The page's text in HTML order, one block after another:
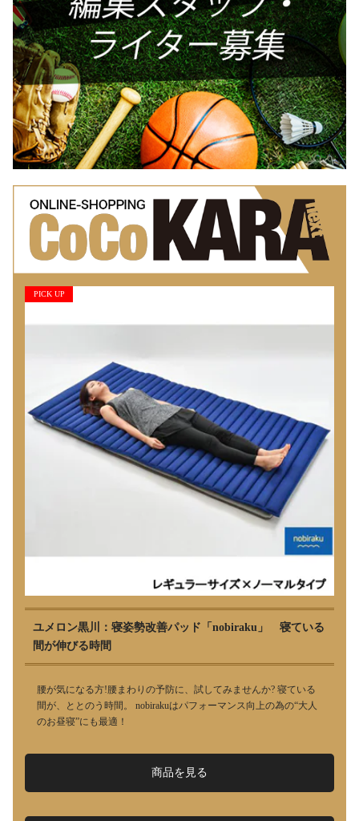
PICK UP
ユメロン黒川：寝姿勢改善パッド「nobiraku」 寝ている
間が伸びる時間
腰が気になる方!腰まわりの予防に、試してみませんか? 寝ている
間が、ととのう時間。 nobirakuはパフォーマンス向上の為の“大人
のお昼寝”にも最適！
商品を見る